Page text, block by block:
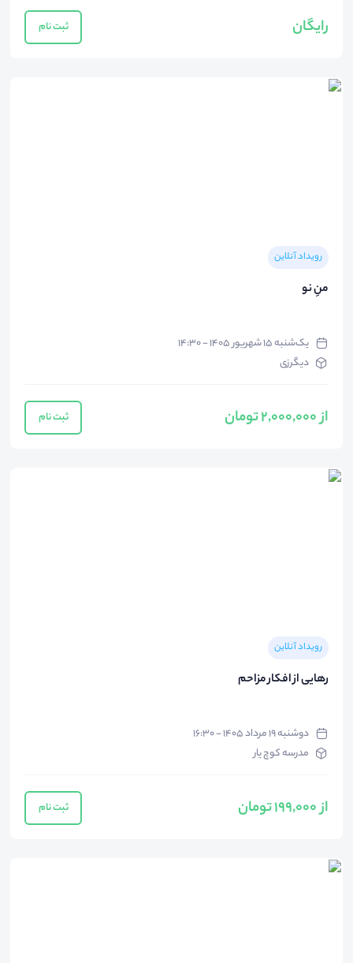
رایگان ثبت نام
رویداد آنلاین
منِ نو
یک‌شنبه ۱۵ شهریور ۱۴۰۵ - ۱۴:۳۰
دیگرزی
از 2,000,000 تومان ثبت نام
رویداد آنلاین
رهایی از افکار مزاحم
دوشنبه ۱۹ مرداد ۱۴۰۵ - ۱۶:۳۰
مدرسه کوچ یار
از 199,000 تومان ثبت نام